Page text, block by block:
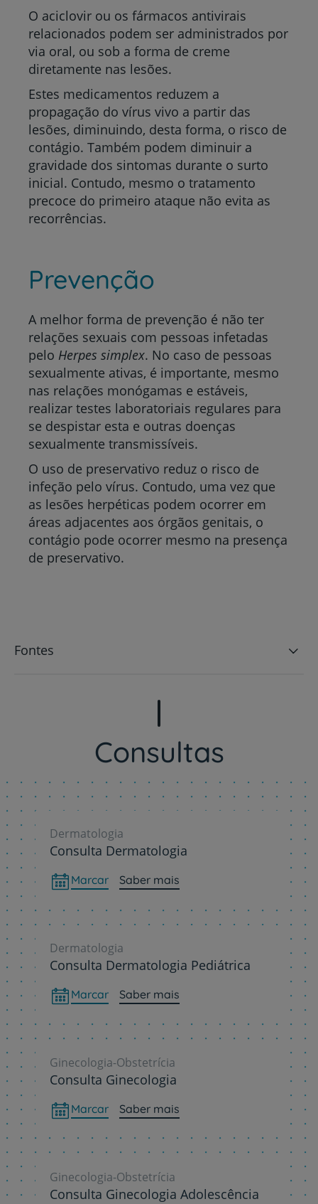
O aciclovir ou os fármacos antivirais
relacionados podem ser administrados por
via oral, ou sob a forma de creme
diretamente nas lesões.
Estes medicamentos reduzem a
propagação do vírus vivo a partir das
lesões, diminuindo, desta forma, o risco de
contágio. Também podem diminuir a
gravidade dos sintomas durante o surto
inicial. Contudo, mesmo o tratamento
precoce do primeiro ataque não evita as
recorrências.
Prevenção
A melhor forma de prevenção é não ter
relações sexuais com pessoas infetadas
pelo Herpes simplex. No caso de pessoas
sexualmente ativas, é importante, mesmo
nas relações monógamas e estáveis,
realizar testes laboratoriais regulares para
se despistar esta e outras doenças
sexualmente transmissíveis.
O uso de preservativo reduz o risco de
infeção pelo vírus. Contudo, uma vez que
as lesões herpéticas podem ocorrer em
áreas adjacentes aos órgãos genitais, o
contágio pode ocorrer mesmo na presença
de preservativo.
Fontes
Consultas
Dermatologia
Consulta Dermatologia
Marcar Saber mais
Dermatologia
Consulta Dermatologia Pediátrica
Marcar Saber mais
Ginecologia-Obstetrícia
Consulta Ginecologia
Marcar Saber mais
Ginecologia-Obstetrícia
Consulta Ginecologia Adolescência